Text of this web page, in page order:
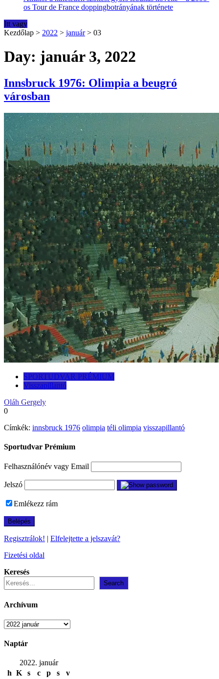
os Tour de France doppingbotrányának története
Itt vagy
Kezdőlap > 2022 > január > 03
Day: január 3, 2022
Innsbruck 1976: Olimpia a beugró
városban
SPORTUDVAR PRÉMIUM
Visszapillantó
Oláh Gergely
0
Címkék: innsbruck 1976 olimpia téli olimpia visszapillantó
Sportudvar Prémium
Felhasználónév vagy Email
Jelszó
Emlékezz rám
Regisztrálok! | Elfelejtette a jelszavát?
Fizetési oldal
Keresés
Search
Archívum
Archívum
Naptár
2022. január
h K s c p s
v